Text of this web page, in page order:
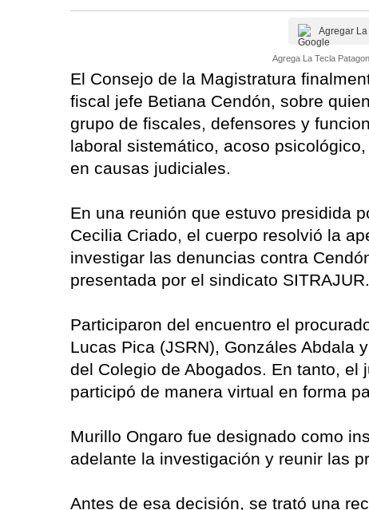
Agregar
Agrega La Tecla
El Consejo de la Magistratura
fiscal jefe Betiana Cendón, sobre
grupo de fiscales, defensores y
laboral sistemático, acoso
en causas judiciales.
En una reunión que estuvo presidida
Cecilia Criado, el cuerpo resolvió la
investigar las denuncias contra
presentada por el sindicato SITRAJUR.
Participaron del encuentro el
Lucas Pica (JSRN), Gonzáles Abdala
del Colegio de Abogados. En tanto, el
participó de manera virtual en forma
Murillo Ongaro fue designado como
adelante la investigación y reunir las
Antes de esa decisión, se trató una